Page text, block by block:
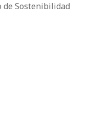
Sostenibilidad